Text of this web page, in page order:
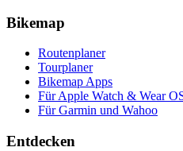
Bikemap
Routenplaner
Tourplaner
Bikemap Apps
Für Apple Watch & Wear
Für Garmin und Wahoo
Entdecken